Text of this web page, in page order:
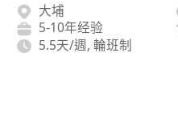
大埔
5-10年经验
5.5天/週, 輪班制